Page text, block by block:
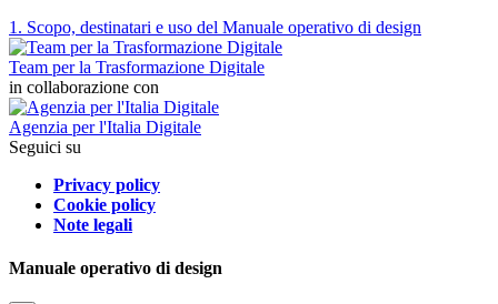
1. Scopo, destinatari e uso del Manuale operativo di design
Team per la Trasformazione Digitale
in collaborazione con
Agenzia per l'Italia Digitale
Seguici su
Privacy policy
Cookie policy
Note legali
Manuale operativo di design